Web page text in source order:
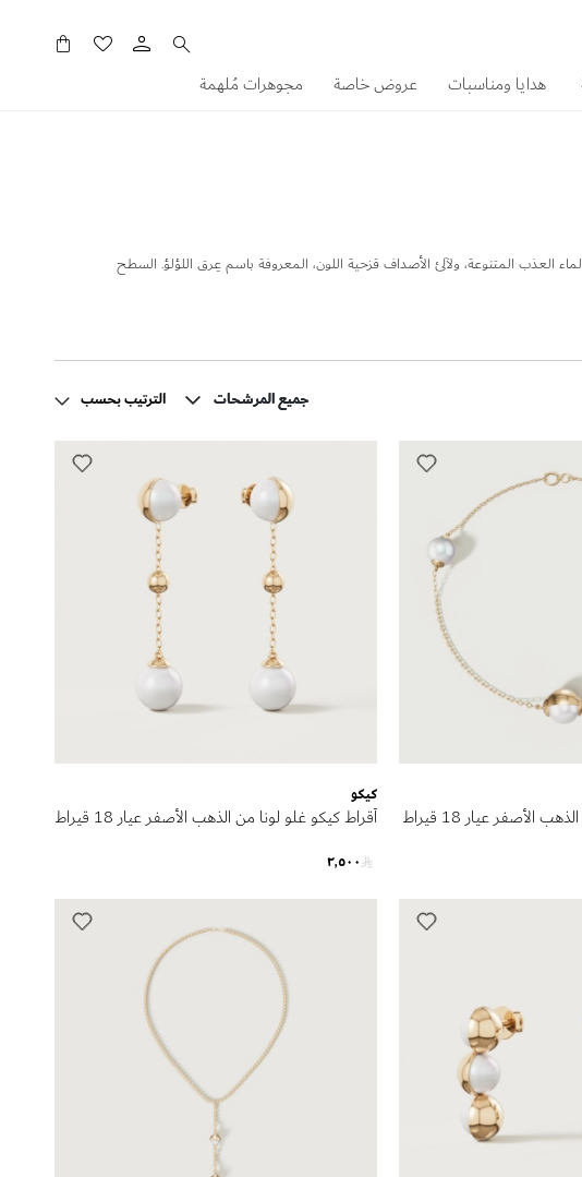
هدايا ومناسبات عروض خاصة مجوهرات مُلهمة
العذب المتنوعة، ولآلئ الأصداف قزحية اللون، المعروفة باسم عِرق اللؤلؤ. السطح
جميع المرشحات الترتيب بحسب
سوار كيكو غلو لونا من الذهب الأصفر عيار 18 قيراط
كيكو
أقراط كيكو غلو لونا من الذهب الأصفر عيار 18 قيراط
٢٬٥٠٠
جميع المرشحات